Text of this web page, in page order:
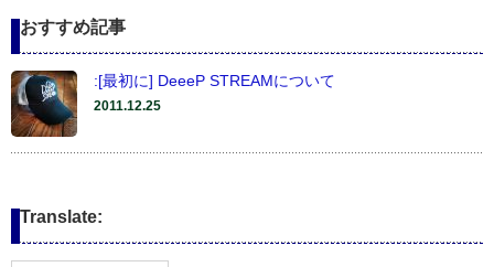
おすすめ記事
:[最初に] DeeeP STREAMについて
2011.12.25
Translate: